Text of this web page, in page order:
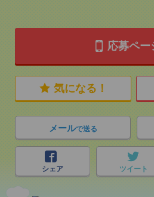
応募ペー
気になる！
メールで送る
シェア ツイート